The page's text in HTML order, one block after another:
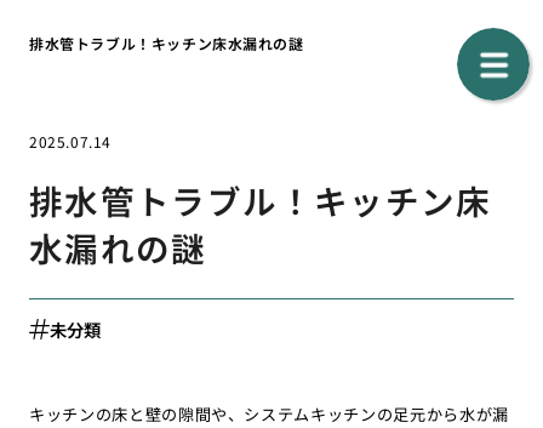
排水管トラブル！キッチン床水漏れの謎
2025.07.14
排水管トラブル！キッチン床
水漏れの謎
未分類
キッチンの床と壁の隙間や、システムキッチンの足元から水が漏